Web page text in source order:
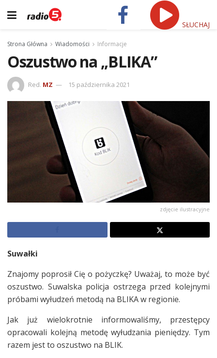
SŁUCHAJ
Strona Główna Wiadomości Informacje
Oszustwo na ,,BLIKA”
Red. MZ 15 października 2021
zdjęcie ilustracyjne
Suwałki
Znajomy poprosił Cię o pożyczkę? Uważaj, to może być
oszustwo. Suwalska policja ostrzega przed kolejnymi
próbami wyłudzeń metodą na BLIKA w regionie.
Jak już wielokrotnie informowaliśmy, przestępcy
opracowali kolejną metodę wyłudzania pieniędzy. Tym
razem jest to oszustwo na BLIK.